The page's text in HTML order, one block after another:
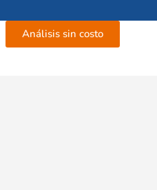
Análisis sin costo